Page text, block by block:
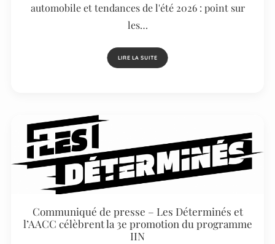
automobile et tendances de l'été 2026 : point sur
les…
LIRE LA SUITE
Communiqué de presse – Les Déterminés et
l’AACC célèbrent la 3e promotion du programme
IIN